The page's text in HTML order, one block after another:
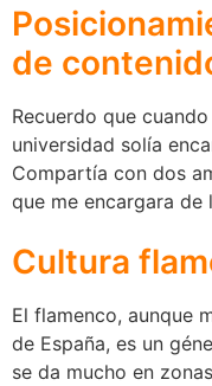
de
Recuerdo que
universidad solía
Compartía con dos
que me encargara de
Cultura
El flamenco, aunque
de España, es un
se da mucho en